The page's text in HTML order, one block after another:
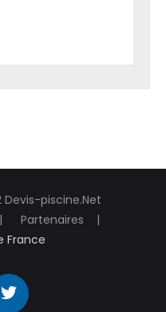
piscine.Net
Partenaires
France